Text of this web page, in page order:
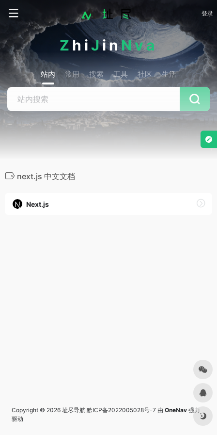
登录
ZhiJinNva
站内 常用 搜索 工具 社区 生活
next.js 中文文档
Next.js
Copyright © 2026 址尽导航 黔ICP备2022005028号-7 由 OneNav 强力
驱动